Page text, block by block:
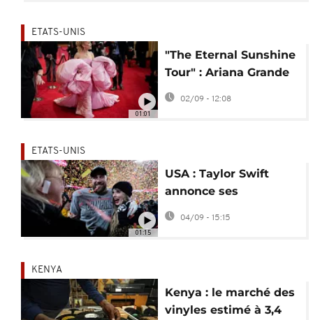
01:01
ETATS-UNIS
"The Eternal Sunshine
Tour" : Ariana Grande
de retour en tournée
après 7 ans
02/09 - 12:08
01:15
ETATS-UNIS
USA : Taylor Swift
annonce ses
fiançailles avec Travis
Kelce
04/09 - 15:15
KENYA
Kenya : le marché des
vinyles estimé à 3,4